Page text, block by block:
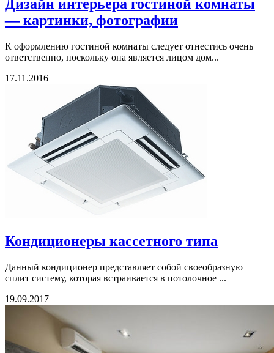
Дизайн интерьера гостиной комнаты
— картинки, фотографии
К оформлению гостиной комнаты следует отнестись очень
ответственно, поскольку она является лицом дом...
17.11.2016
Кондиционеры кассетного типа
Данный кондиционер представляет собой своеобразную
сплит систему, которая встраивается в потолочное ...
19.09.2017